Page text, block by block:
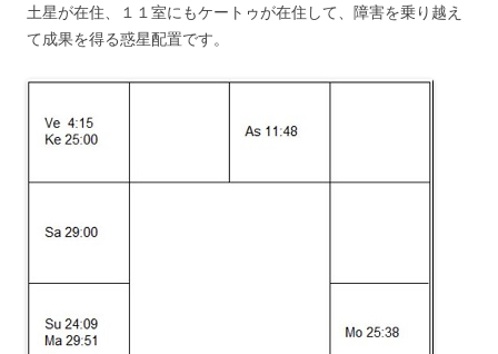
土星が在住、１１室にもケートゥが在住して、障害を乗り越え
て成果を得る惑星配置です。